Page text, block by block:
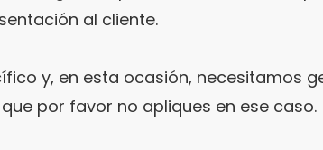
al cliente.
y, en esta ocasión, necesitamos
por favor no apliques en ese caso.